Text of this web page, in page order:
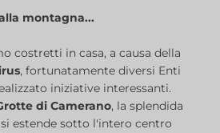
montagna...
costretti in casa, a causa della
, fortunatamente diversi Enti
iniziative interessanti.
di Camerano, la splendida
estende sotto l'intero centro